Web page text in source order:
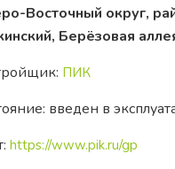
Восточный округ,
Берёзовая
ПИК
введен в
https://www.pik.ru/gp